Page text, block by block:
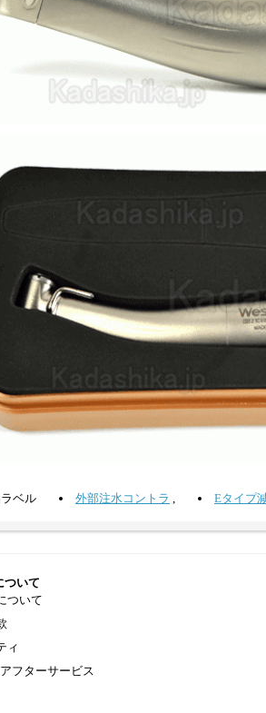
ベル 外部注水コントラ Eタイプ
ついて
ついて
ィ
フターサービス